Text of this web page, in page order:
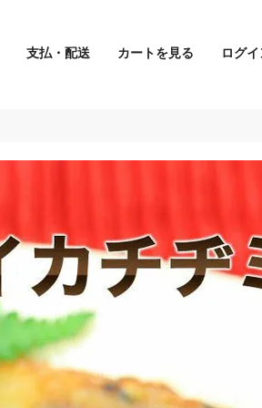
支払・配送 カートを見る ログ
検索